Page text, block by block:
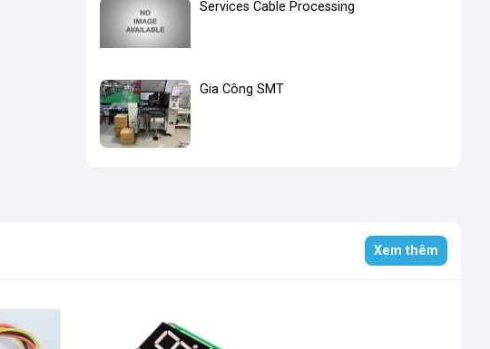
Services Cable Processing
Gia Công SMT
Xem thêm